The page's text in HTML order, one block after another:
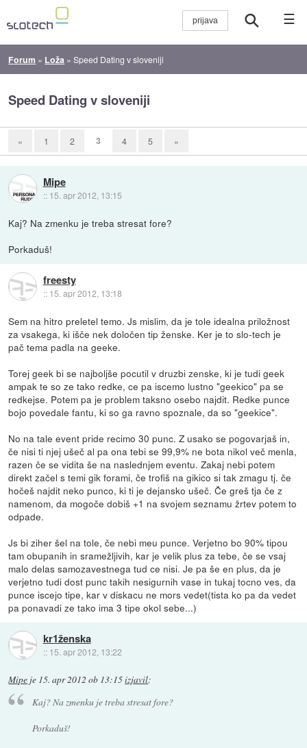
☰
Forum » Loža »Speed Dating v sloveniji
Speed Dating v sloveniji
« 1 2 3 4 5 »
Mipe
:: 15. apr 2012, 13:15
Kaj? Na zmenku je treba stresat fore?
Porkaduš!
freesty
:: 15. apr 2012, 13:18
Sem na hitro preletel temo. Js mislim, da je tole idealna priložnost
za vsakega, ki išče nek določen tip ženske. Ker je to slo-tech je
pač tema padla na geeke.
Torej geek bi se najboljše pocutil v druzbi zenske, ki je tudi geek
ampak te so ze tako redke, ce pa iscemo lustno "geekico" pa se
redkejse. Potem pa je problem taksno osebo najdit. Redke punce
bojo povedale fantu, ki so ga ravno spoznale, da so "geekice".
No na tale event pride recimo 30 punc. Z usako se pogovarjaš in,
če nisi ti njej ušeč al pa ona tebi se 99,9% ne bota nikol več menla,
razen če se vidita še na naslednjem eventu. Zakaj nebi potem
direkt začel s temi gik forami, če trofiš na gikico si tak zmagu tj. če
hočeš najdit neko punco, ki ti je dejansko ušeč. Če greš tja če z
namenom, da mogoče dobiš +1 na svojem seznamu žrtev potem to
odpade.
Js bi ziher šel na tole, če nebi meu punce. Verjetno bo 90% tipou
tam obupanih in sramežljivih, kar je velik plus za tebe, če se vsaj
malo delas samozavestnega tud ce nisi. Je pa še en plus, da je
verjetno tudi dost punc takih nesigurnih vase in tukaj tocno ves, da
punce iscejo tipe, kar v diskacu ne mors vedet(tista ko pa da vedet
pa ponavadi ze tako ima 3 tipe okol sebe...)
kr1ženska
:: 15. apr 2012, 13:22
Mipe je 15. apr 2012 ob 13:15izjavil:
Kaj? Na zmenku je treba stresat fore?
Porkaduš!